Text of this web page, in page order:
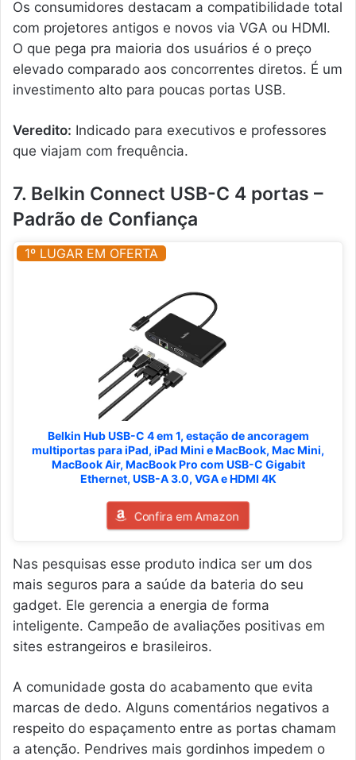
Os consumidores destacam a compatibilidade total
com projetores antigos e novos via VGA ou HDMI.
O que pega pra maioria dos usuários é o preço
elevado comparado aos concorrentes diretos. É um
investimento alto para poucas portas USB.
Veredito: Indicado para executivos e professores
que viajam com frequência.
7. Belkin Connect USB-C 4 portas –
Padrão de Confiança
1º LUGAR EM OFERTA
Belkin Hub USB-C 4 em 1, estação de ancoragem
multiportas para iPad, iPad Mini e MacBook, Mac Mini,
MacBook Air, MacBook Pro com USB-C Gigabit
Ethernet, USB-A 3.0, VGA e HDMI 4K
Confira em Amazon
Nas pesquisas esse produto indica ser um dos
mais seguros para a saúde da bateria do seu
gadget. Ele gerencia a energia de forma
inteligente. Campeão de avaliações positivas em
sites estrangeiros e brasileiros.
A comunidade gosta do acabamento que evita
marcas de dedo. Alguns comentários negativos a
respeito do espaçamento entre as portas chamam
a atenção. Pendrives mais gordinhos impedem o